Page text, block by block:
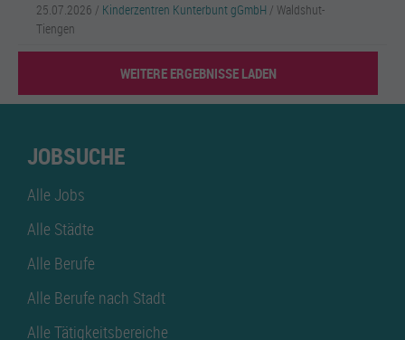
25.07.2026 / Kinderzentren Kunterbunt gGmbH / Waldshut-
Tiengen
WEITERE ERGEBNISSE LADEN
JOBSUCHE
Alle Jobs
Alle Städte
Alle Berufe
Alle Berufe nach Stadt
Alle Tätigkeitsbereiche